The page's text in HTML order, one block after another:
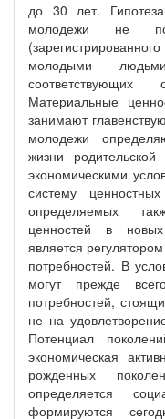
до 30 лет.
молодежи не
молодыми
Материальные
занимают
молодежи
жизни
экономическими
систему
определяемых
ценностей в
является
потребностей. В
могут прежде
потребностей,
не на
Потенциал
экономическая
рожденных
определяется
формируются